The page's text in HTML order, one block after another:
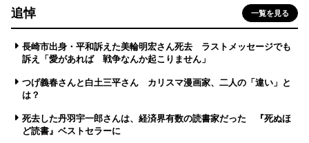
追悼 一覧を見る
長崎市出身・平和訴えた美輪明宏さん死去 ラストメッセージでも
訴え「愛があれば 戦争なんか起こりません」
つげ義春さんと白土三平さん カリスマ漫画家、二人の「違い」と
は？
死去した丹羽宇一郎さんは、経済界有数の読書家だった 『死ぬほ
ど読書』ベストセラーに